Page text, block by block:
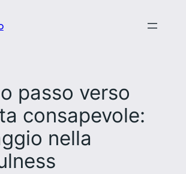
passo verso
consapevole:
nella